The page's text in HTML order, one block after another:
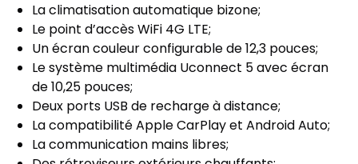
La climatisation automatique bizone;
Le point d’accès WiFi 4G LTE;
Un écran couleur configurable de 12,3 pouces;
Le système multimédia Uconnect 5 avec écran
de 10,25 pouces;
Deux ports USB de recharge à distance;
La compatibilité Apple CarPlay et Android Auto;
La communication mains libres;